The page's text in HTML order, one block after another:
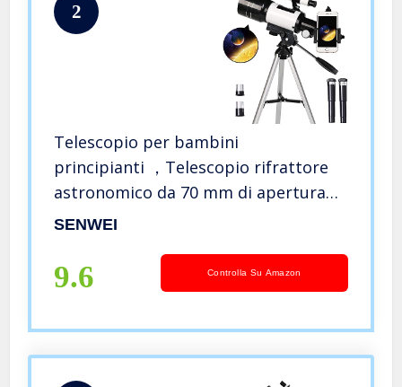
2
Telescopio per bambini
principianti ，Telescopio rifrattore
astronomico da 70 mm di apertura
300 mm ，Treppiede e mirino –
adattatore per smartphone e
telecomando wir
SENWEI
9.6 Controlla Su Amazon